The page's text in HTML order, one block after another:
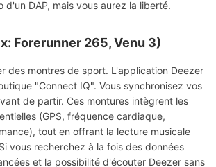
d'un DAP, mais vous aurez la liberté.
Forerunner 265, Venu 3)
des montres de sport. L'application Deezer
"Connect IQ". Vous synchronisez vos
de partir. Ces montures intègrent les
(GPS, fréquence cardiaque,
tout en offrant la lecture musicale
vous recherchez à la fois des données
et la possibilité d'écouter Deezer sans